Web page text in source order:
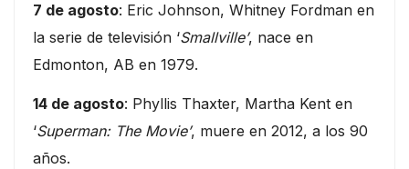
7 de agosto: Eric Johnson, Whitney Fordman en
la serie de televisión ‘Smallville’, nace en
Edmonton, AB en 1979.
14 de agosto: Phyllis Thaxter, Martha Kent en
‘Superman: The Movie’, muere en 2012, a los 90
años.